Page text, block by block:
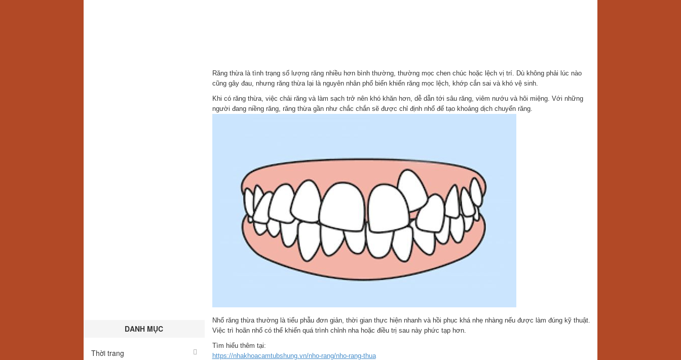
DANH MỤC
Thời trang
Răng thừa là tình trạng số lượng răng nhiều hơn bình thường, thường mọc chen chúc hoặc lệch vị trí. Dù không phải lúc nào
cũng gây đau, nhưng răng thừa lại là nguyên nhân phổ biến khiến răng mọc lệch, khớp cắn sai và khó vệ sinh.
Khi có răng thừa, việc chải răng và làm sạch trở nên khó khăn hơn, dễ dẫn tới sâu răng, viêm nướu và hôi miệng. Với những
người đang niềng răng, răng thừa gần như chắc chắn sẽ được chỉ định nhổ để tạo khoảng dịch chuyển răng.
Nhổ răng thừa thường là tiểu phẫu đơn giản, thời gian thực hiện nhanh và hồi phục khá nhẹ nhàng nếu được làm đúng kỹ thuật.
Việc trì hoãn nhổ có thể khiến quá trình chỉnh nha hoặc điều trị sau này phức tạp hơn.
Tìm hiểu thêm tại:
https://nhakhoacamtubshung.vn/nho-rang/nho-rang-thua